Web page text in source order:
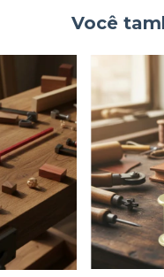
Você